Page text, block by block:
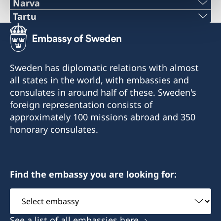
Narva
Phone:
+372 356 5670
info@narvagate.eu
Narva Gate OÜ
Kose 12, 20103
Visiting hours:
Honorary Consul
Mr. Jaanus Mikk
Tartu
Phone:
+372 50 46570
E-mail:
madis.kanarbik@norden.ee
Nordic Council of Ministers' office in Tartu
Raekoja plats 8, Tartu
Closed for summer holidays 6–31 July
Honorary Consul
Sweden has diplomatic relations with almost
all states in the world, with embassies and
consulates in around half of these. Sweden's
foreign representation consists of
approximately 100 missions abroad and 350
honorary consulates.
Find the embassy you are looking for:
Select
embassy